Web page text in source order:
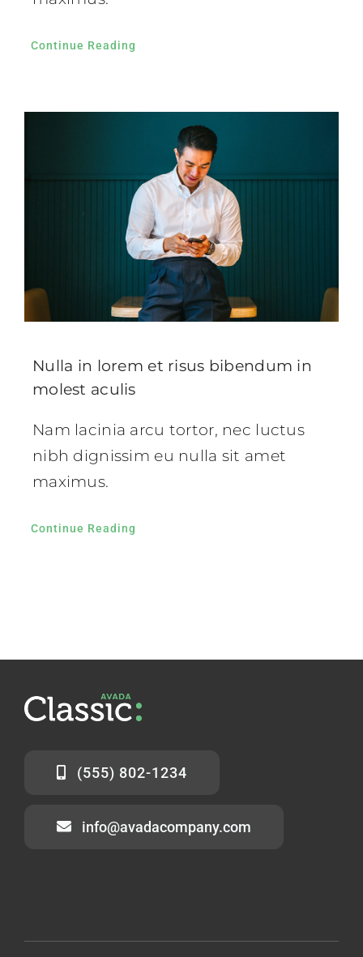
Continue Reading
Nulla in lorem et risus bibendum in
molest aculis
Nam lacinia arcu tortor, nec luctus
nibh dignissim eu nulla sit amet
maximus.
Continue Reading
(555) 802-1234
info@avadacompany.com